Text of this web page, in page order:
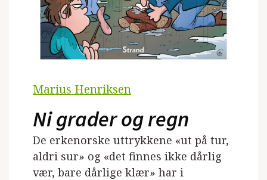
Marius Henriksen
Ni grader og regn
De erkenorske uttrykkene «ut på tur,
aldri sur» og «det finnes ikke dårlig
vær, bare dårlige klær» har i